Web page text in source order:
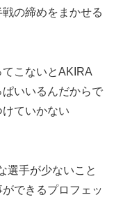
の締めをまかせる
こないとAKIRA
いいるんだからで
ていかない
選手が少ないこと
できるプロフェッ